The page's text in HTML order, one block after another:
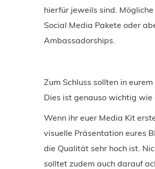
hierfür jeweils sind.
Social Media Pakete oder
Ambassadorships.
Zum Schluss sollten in
Dies ist genauso wichtig wie
Wenn ihr euer Media Kit
visuelle Präsentation eures
die Qualität sehr hoch ist.
solltet zudem auch darauf